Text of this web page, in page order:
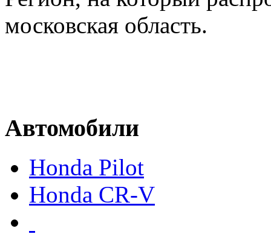
московская область.
Автомобили
Honda Pilot
Honda CR-V